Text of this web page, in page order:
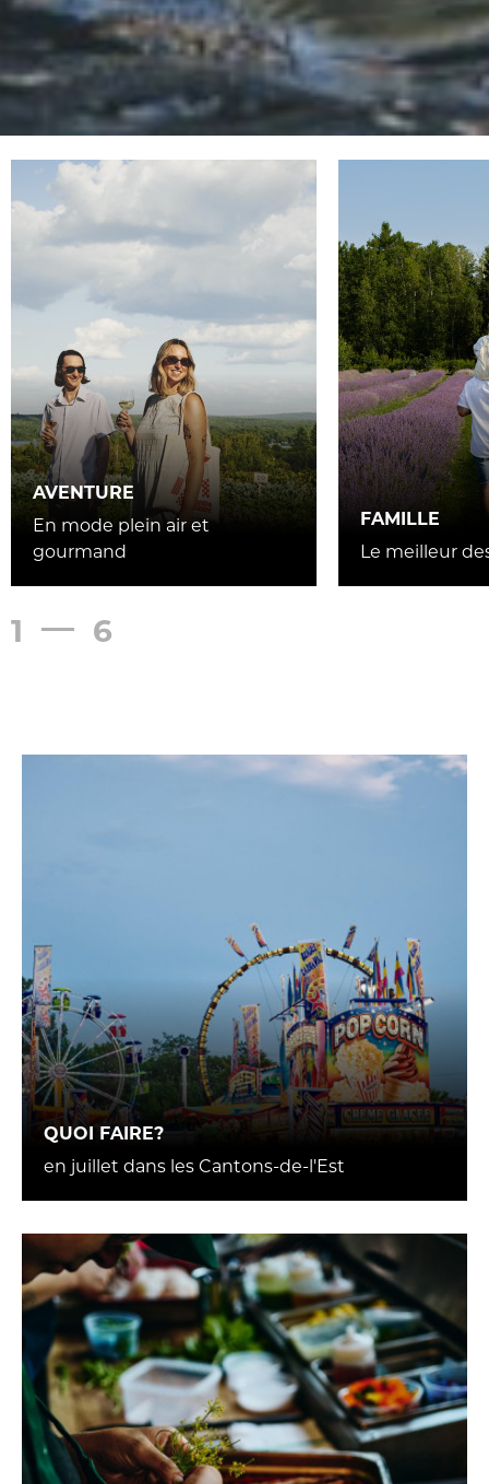
AVENTURE
En mode plein air et
gourmand
FAMILLE
Le meilleur
1 6
QUOI FAIRE?
en juillet dans les Cantons-de-l'Est